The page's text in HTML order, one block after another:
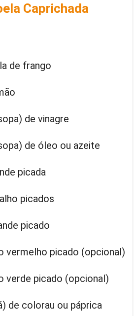
Caprichada
de frango
de vinagre
de óleo ou azeite
picada
picados
picado
vermelho picado (opcional)
verde picado (opcional)
de colorau ou páprica